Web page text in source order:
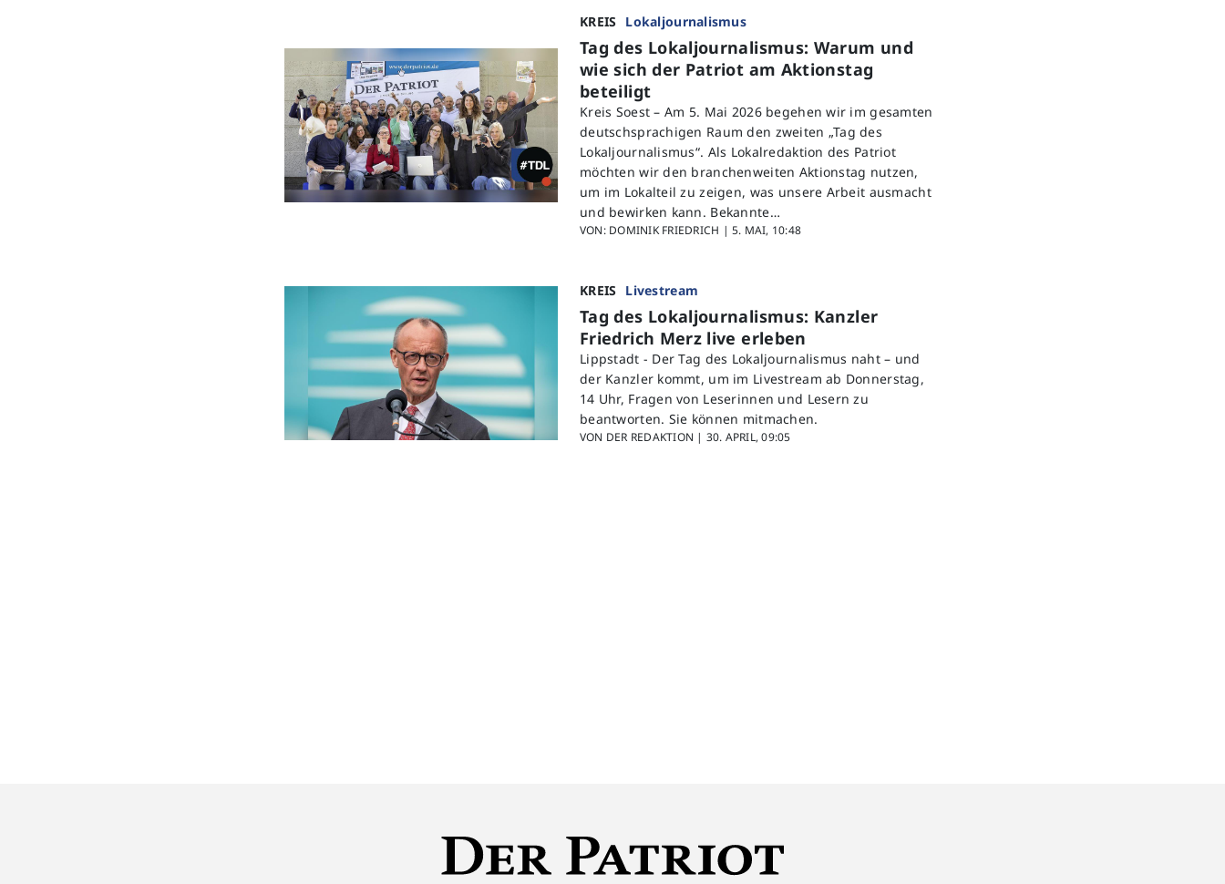
KREIS Lokaljournalismus
Tag des Lokaljournalismus: Warum und
wie sich der Patriot am Aktionstag
beteiligt
Kreis Soest – Am 5. Mai 2026 begehen wir im gesamten
deutschsprachigen Raum den zweiten „Tag des
Lokaljournalismus“. Als Lokalredaktion des Patriot
möchten wir den branchenweiten Aktionstag nutzen,
um im Lokalteil zu zeigen, was unsere Arbeit ausmacht
und bewirken kann. Bekannte…
VON: DOMINIK FRIEDRICH |5. MAI, 10:48
KREIS Livestream
Tag des Lokaljournalismus: Kanzler
Friedrich Merz live erleben
Lippstadt - Der Tag des Lokaljournalismus naht – und
der Kanzler kommt, um im Livestream ab Donnerstag,
14 Uhr, Fragen von Leserinnen und Lesern zu
beantworten. Sie können mitmachen.
VON DER REDAKTION | 30. APRIL, 09:05